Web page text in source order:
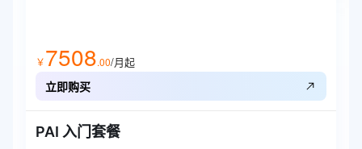
￥7508.00/月起
立即购买
PAI 入门套餐